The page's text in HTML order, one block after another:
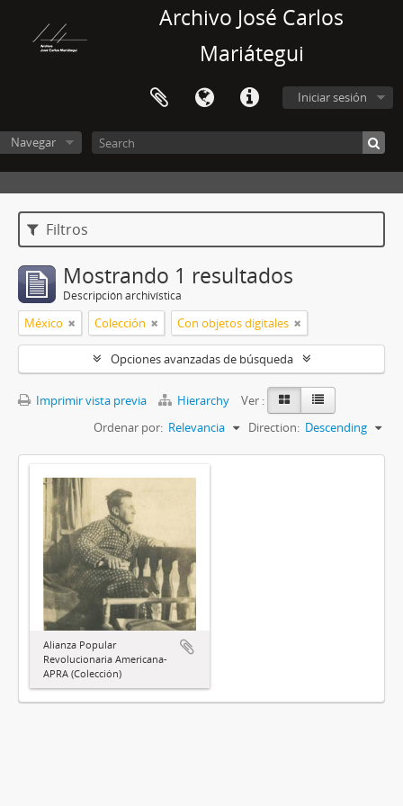
Archivo José Carlos
Mariátegui
Iniciar sesión
Navegar
Filtros
Mostrando 1 resultados
Descripción archivística
México Colección Con objetos digitales
Opciones avanzadas de búsqueda
Imprimir vista previa Hierarchy
Ver :
Ordenar por: Relevancia Direction: Descending
Alianza Popular
Revolucionaria Americana-
APRA (Colección)